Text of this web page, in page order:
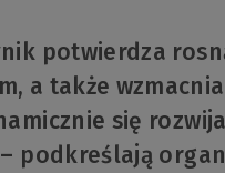
potwierdza
a także
się
podkreślają